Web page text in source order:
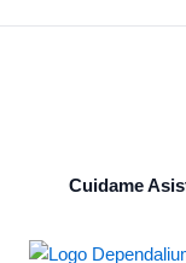
Cuidame